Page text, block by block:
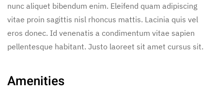
nunc aliquet bibendum enim. Eleifend quam adipiscing
vitae proin sagittis nisl rhoncus mattis. Lacinia quis vel
eros donec. Id venenatis a condimentum vitae sapien
pellentesque habitant. Justo laoreet sit amet cursus sit.
Amenities